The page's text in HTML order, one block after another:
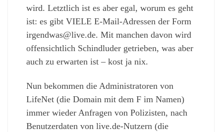
wird. Letztlich ist es aber egal, worum es geht
ist: es gibt VIELE E-Mail-Adressen der Form
irgendwas@live.de. Mit manchen davon wird
offensichtlich Schindluder getrieben, was aber
auch zu erwarten ist – kost ja nix.
Nun bekommen die Administratoren von
LifeNet (die Domain mit dem F im Namen)
immer wieder Anfragen von Polizisten, nach
Benutzerdaten von live.de-Nutzern (die